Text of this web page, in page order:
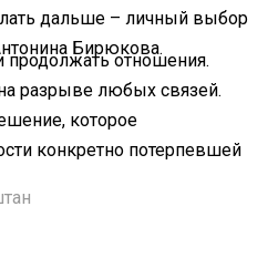
дальше – личный выбор
Бирюкова.
отношения.
разрыве любых связей.
которое
конкретно потерпевшей